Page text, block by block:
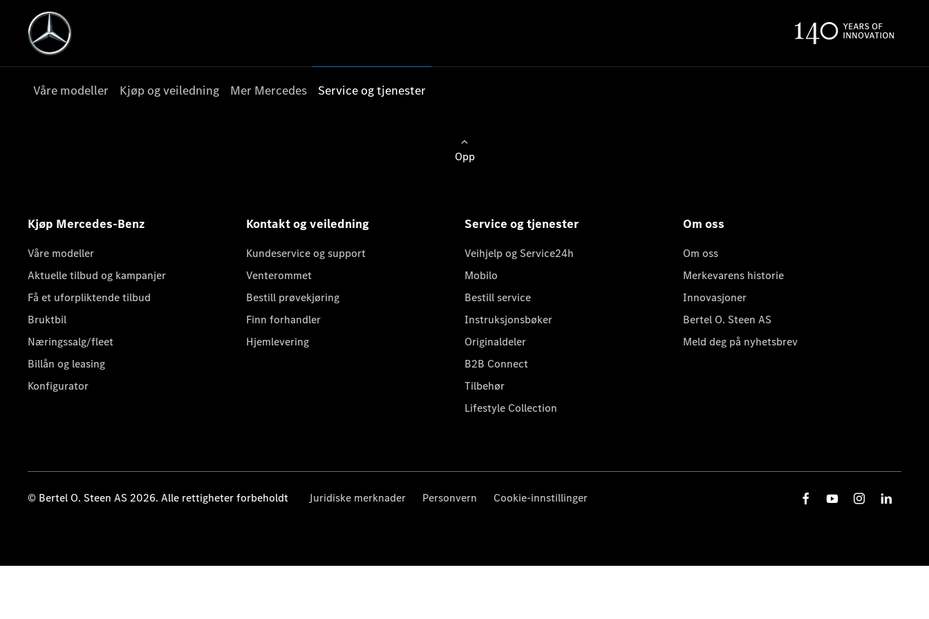
Våre modeller Kjøp og veiledning Mer Mercedes Service og tjenester
Opp
Kjøp Mercedes-Benz
Våre modeller
Aktuelle tilbud og kampanjer
Få et uforpliktende tilbud
Bruktbil
Næringssalg/fleet
Billån og leasing
Konfigurator
Kontakt og veiledning
Kundeservice og support
Venterommet
Bestill prøvekjøring
Finn forhandler
Hjemlevering
Service og tjenester
Veihjelp og Service24h
Mobilo
Bestill service
Instruksjonsbøker
Originaldeler
B2B Connect
Tilbehør
Lifestyle Collection
Om oss
Om oss
Merkevarens historie
Innovasjoner
Bertel O. Steen AS
Meld deg på nyhetsbrev
© Bertel O. Steen AS 2026. Alle rettigheter forbeholdt Juridiske merknader Personvern Cookie-innstillinger